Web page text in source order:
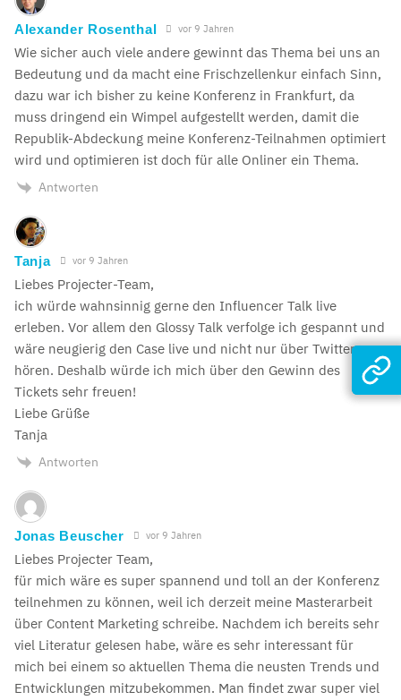
Alexander Rosenthal vor 9 Jahren
Wie sicher auch viele andere gewinnt das Thema bei uns an
Bedeutung und da macht eine Frischzellenkur einfach Sinn,
dazu war ich bisher zu keine Konferenz in Frankfurt, da
muss dringend ein Wimpel aufgestellt werden, damit die
Republik-Abdeckung meine Konferenz-Teilnahmen optimiert
wird und optimieren ist doch für alle Onliner ein Thema.
Antworten
Tanja vor 9 Jahren
Liebes Projecter-Team,
ich würde wahnsinnig gerne den Influencer Talk live
erleben. Vor allem den Glossy Talk verfolge ich gespannt und
wäre neugierig den Case live und nicht nur über Twitter zu
hören. Deshalb würde ich mich über den Gewinn des
Tickets sehr freuen!
Liebe Grüße
Tanja
Antworten
Jonas Beuscher vor 9 Jahren
Liebes Projecter Team,
für mich wäre es super spannend und toll an der Konferenz
teilnehmen zu können, weil ich derzeit meine Masterarbeit
über Content Marketing schreibe. Nachdem ich bereits sehr
viel Literatur gelesen habe, wäre es sehr interessant für
mich bei einem so aktuellen Thema die neusten Trends und
Entwicklungen mitzubekommen. Man findet zwar super viel